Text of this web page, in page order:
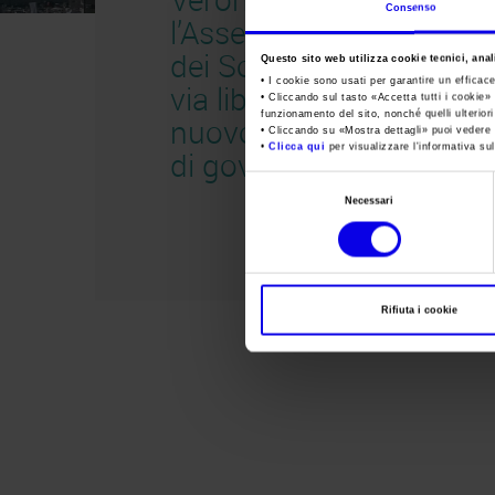
Consenso
Questo sito web utilizza cookie tecnici,
• I cookie sono usati per garantire un
• Cliccando sul tasto «Accetta tutti i cookie»
funzionamento del sito, nonché quelli
• Cliccando su «Mostra dettagli» puoi
•Clicca qui per visualizzare l'informativa
Necessari
Rifiuta i cookie
l’Assemblea
dei Soci dà il
via libera al
nuovo assetto
di governance